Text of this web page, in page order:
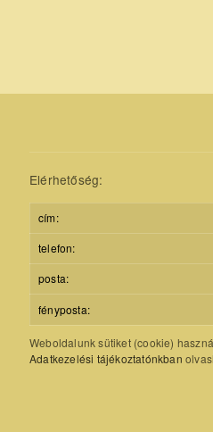
Elérhetőség:
cím:
telefon:
posta:
fényposta:
Weboldalunk sütiket (cookie)
Adatkezelési tájékoztatónkban